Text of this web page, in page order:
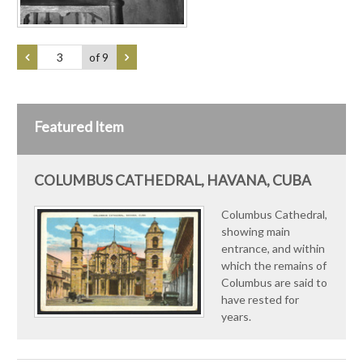
of 9
Featured Item
COLUMBUS CATHEDRAL, HAVANA, CUBA
Columbus Cathedral,
showing main
entrance, and within
which the remains of
Columbus are said to
have rested for
years.